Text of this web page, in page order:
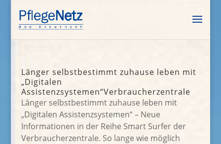
Länger selbstbestimmt zuhause leben mit
„Digitalen
Assistenzsystemen“Verbraucherzentrale
Länger selbstbestimmt zuhause leben mit
„Digitalen Assistenzsystemen“ – Neue
Informationen in der Reihe Smart Surfer der
Verbraucherzentrale. So lange wie möglich